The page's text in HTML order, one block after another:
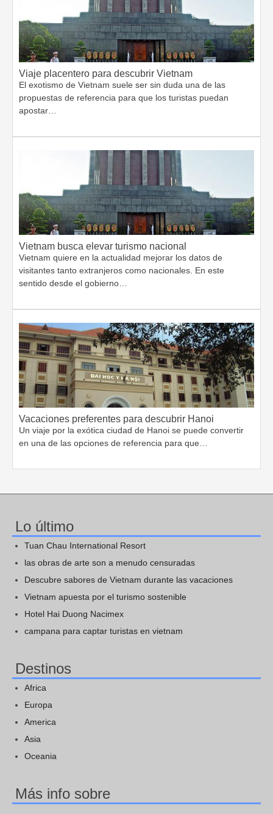
Viaje placentero para descubrir Vietnam
El exotismo de Vietnam suele ser sin duda una de las
propuestas de referencia para que los turistas puedan
apostar…
Vietnam busca elevar turismo nacional
Vietnam quiere en la actualidad mejorar los datos de
visitantes tanto extranjeros como nacionales. En este
sentido desde el gobierno…
Vacaciones preferentes para descubrir Hanoi
Un viaje por la exótica ciudad de Hanoi se puede convertir
en una de las opciones de referencia para que…
Lo último
Tuan Chau International Resort
las obras de arte son a menudo censuradas
Descubre sabores de Vietnam durante las vacaciones
Vietnam apuesta por el turismo sostenible
Hotel Hai Duong Nacimex
campana para captar turistas en vietnam
Destinos
Africa
Europa
America
Asia
Oceania
Más info sobre